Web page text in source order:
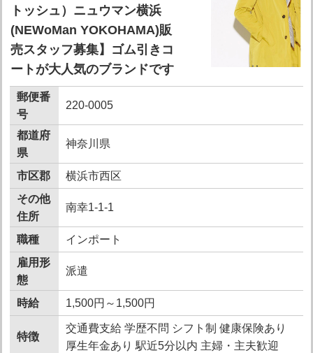
トッシュ）ニュウマン横浜
(NEWoMan YOKOHAMA)販
売スタッフ募集】ゴム引きコ
ートが大人気のブランドです
郵便番
号
220-0005
都道府
県
神奈川県
市区郡
横浜市西区
その他
住所
南幸1-1-1
職種
インポート
雇用形
態
派遣
時給 1,500円～1,500円
特徴
交通費支給 学歴不問 シフト制 健康保険あり
厚生年金あり 駅近5分以内 主婦・主夫歓迎